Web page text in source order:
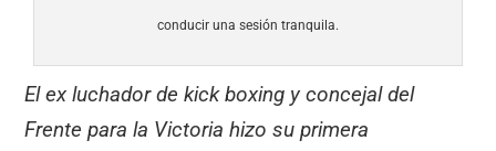
conducir una sesión tranquila.
El ex luchador de kick boxing y concejal del
Frente para la Victoria hizo su primera